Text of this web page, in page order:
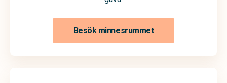
Besök minnesrummet